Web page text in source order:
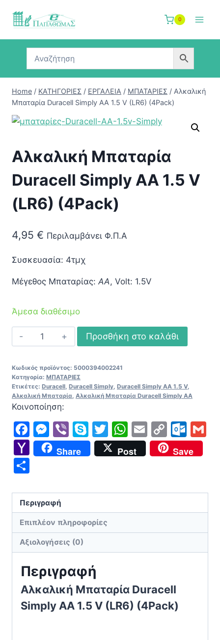
0
Home / ΚΑΤΗΓΟΡΙΕΣ / ΕΡΓΑΛΕΙΑ / ΜΠΑΤΑΡΙΕΣ / Αλκαλική
Μπαταρία Duracell Simply AA 1.5 V (LR6) (4Pack)
Αλκαλική Μπαταρία
Duracell Simply AA 1.5 V
(LR6) (4Pack)
4,95 € Περιλαμβάνει Φ.Π.Α
Συσκευασία: 4τμχ
Μέγεθος Μπαταρίας: AA , Volt: 1.5V
Άμεσα διαθέσιμο
Αλκαλική
Μπαταρία
Simply
AA
1.5
V
(LR6)
(4Pack)
ποσότητα
Προσθήκη στο καλάθι
Κωδικός προϊόντος: 5000394002241
Κατηγορία: ΜΠΑΤΑΡΙΕΣ
Ετικέτες: Duracell Duracell Simply Duracell Simply AA 1.5 V,
Αλκαλική Μπαταρία Αλκαλική Μπαταρία Duracell Simply AA
Κοινοποίηση:
Facebook
Messenger
ViberSkype
Twitter
WhatsApp
EmailCopy
Link
Yahoo
Mail
Share Post Save
Περιγραφή
Επιπλέον πληροφορίες
Αξιολογήσεις (0)
Περιγραφή
Αλκαλική Μπαταρία Duracell
Simply AA 1.5 V (LR6) (4Pack)